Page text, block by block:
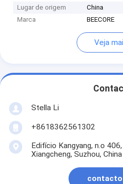
Lugar de origem
China
Marca
BEECORE
Veja
Stella Li
+8618362561302
Edifício Kangyang, n.o
Xiangcheng, Suzhou, China
contacto